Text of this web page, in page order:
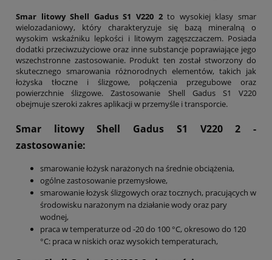
Smar litowy Shell Gadus S1 V220 2to wysokiej klasy smar
wielozadaniowy, który charakteryzuje się bazą mineralną o
wysokim wskaźniku lepkości i litowym zagęszczaczem. Posiada
dodatki przeciwzużyciowe oraz inne substancje poprawiające jego
wszechstronne zastosowanie. Produkt ten został stworzony do
skutecznego smarowania różnorodnych elementów, takich jak
łożyska tłoczne i ślizgowe, połączenia przegubowe oraz
powierzchnie ślizgowe. Zastosowanie Shell Gadus S1 V220
obejmuje szeroki zakres aplikacji w przemyśle i transporcie.
Smar litowy Shell Gadus S1 V220 2 -
zastosowanie:
smarowanie łożysk narażonych na średnie obciążenia,
ogólne zastosowanie przemysłowe,
smarowanie łożysk ślizgowych oraz tocznych, pracujących w
środowisku narażonym na działanie wody oraz pary
wodnej,
praca w temperaturze od -20 do 100 °C, okresowo do 120
°C: praca w niskich oraz wysokich temperaturach,